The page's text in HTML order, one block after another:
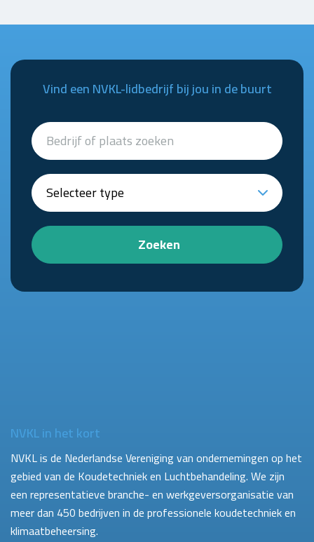
Vind een NVKL-lidbedrijf bij jou in de buurt
Zoeken
NVKL in het kort
NVKL is de Nederlandse Vereniging van ondernemingen op het
gebied van de Koudetechniek en Luchtbehandeling. We zijn
een representatieve branche- en werkgeversorganisatie van
meer dan 450 bedrijven in de professionele koudetechniek en
klimaatbeheersing.